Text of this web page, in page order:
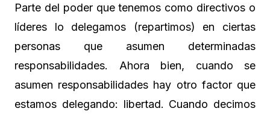
Parte del poder que tenemos como directivos o
líderes lo delegamos (repartimos) en ciertas
personas que asumen determinadas
responsabilidades. Ahora bien, cuando se
asumen responsabilidades hay otro factor que
estamos delegando: libertad. Cuando decimos